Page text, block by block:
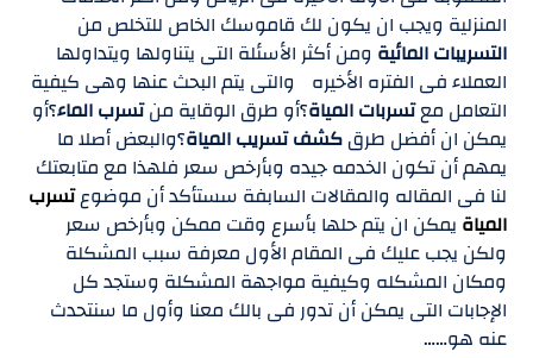
المنزلية ويجب ان يكون لك قاموسك الخاص للتخلص من
التسريبات المائية ومن أكثر الأسئلة التى يتناولها ويتداولها
العملاء فى الفتره الأخيره والتى يتم البحث عنها وهى كيفية
التعامل معتسربات المياة؟أو طرق الوقاية منتسرب الماء؟أو
يمكن ان أفضل طرقكشف تسريب المياة؟والبعض أصلا ما
يمهم أن تكون الخدمه جيده وبأرخص سعر فلهذا مع متابعتك
لنا فى المقاله والمقالات السابفة سستأكد أن موضوعتسرب
المياة يمكن ان يتم حلها بأسرع وقت ممكن وبأرخص سعر
ولكن يجب عليك فى المقام الأول معرفة سبب المشكلة
ومكان المشكله وكيفية مواجهة المشكلة وستجد كل
الإجابات التى يمكن أن تدور فى بالك معنا وأول ما سنتحدث
عنه هو……